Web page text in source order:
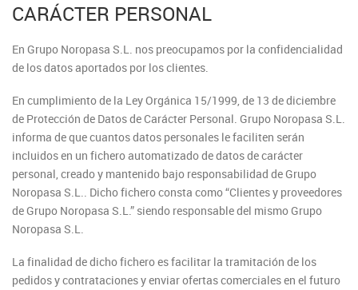
CARÁCTER PERSONAL
En Grupo Noropasa S.L. nos preocupamos por la confidencialidad
de los datos aportados por los clientes.
En cumplimiento de la Ley Orgánica 15/1999, de 13 de diciembre
de Protección de Datos de Carácter Personal. Grupo Noropasa S.L.
informa de que cuantos datos personales le faciliten serán
incluidos en un fichero automatizado de datos de carácter
personal, creado y mantenido bajo responsabilidad de Grupo
Noropasa S.L.. Dicho fichero consta como “Clientes y proveedores
de Grupo Noropasa S.L.” siendo responsable del mismo Grupo
Noropasa S.L.
La finalidad de dicho fichero es facilitar la tramitación de los
pedidos y contrataciones y enviar ofertas comerciales en el futuro